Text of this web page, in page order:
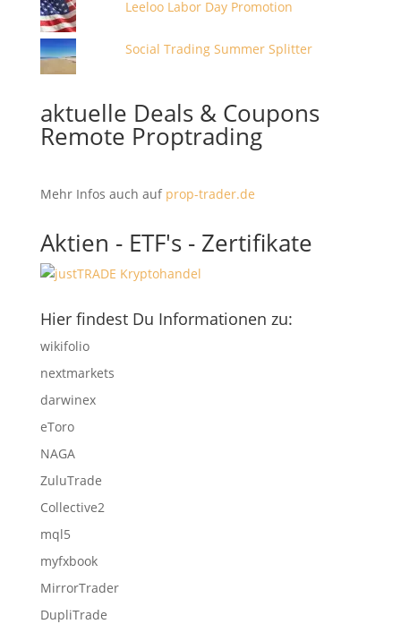
Leeloo Labor Day Promotion
Social Trading Summer Splitter
aktuelle Deals & Coupons
Remote Proptrading
Mehr Infos auch auf prop-trader.de
Aktien - ETF's - Zertifikate
Hier findest Du Informationen zu:
wikifolio
nextmarkets
darwinex
eToro
NAGA
ZuluTrade
Collective2
mql5
myfxbook
MirrorTrader
DupliTrade